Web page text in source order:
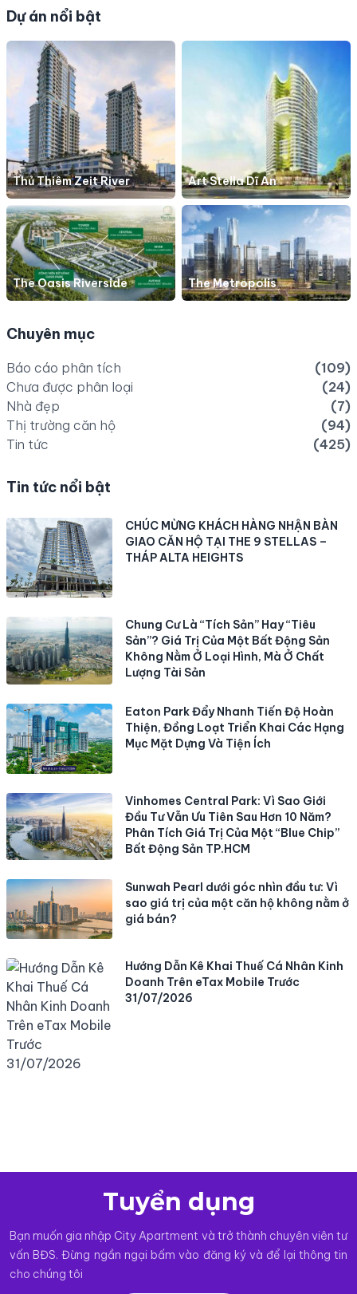
Dự án nổi bật
Thủ Thiêm Zeit River Art Stella Dĩ An
The Oasis Riverside The Metropolis
Chuyên mục
Báo cáo phân tích
(109)
Chưa được phân loại
(24)
Nhà đẹp
(7)
Thị trường căn hộ
(94)
Tin tức
(425)
Tin tức nổi bật
CHÚC MỪNG KHÁCH HÀNG NHẬN BÀN
GIAO CĂN HỘ TẠI THE 9 STELLAS –
THÁP ALTA HEIGHTS
Chung Cư Là “Tích Sản” Hay “Tiêu
Sản”? Giá Trị Của Một Bất Động Sản
Không Nằm Ở Loại Hình, Mà Ở Chất
Lượng Tài Sản
Eaton Park Đẩy Nhanh Tiến Độ Hoàn
Thiện, Đồng Loạt Triển Khai Các Hạng
Mục Mặt Dựng Và Tiện Ích
Vinhomes Central Park: Vì Sao Giới
Đầu Tư Vẫn Ưu Tiên Sau Hơn 10 Năm?
Phân Tích Giá Trị Của Một “Blue Chip”
Bất Động Sản TP.HCM
Sunwah Pearl dưới góc nhìn đầu tư: Vì
sao giá trị của một căn hộ không nằm ở
giá bán?
Hướng Dẫn Kê Khai Thuế Cá Nhân Kinh
Doanh Trên eTax Mobile Trước
31/07/2026
Tuyển dụng
Bạn muốn gia nhập City Apartment và trở thành chuyên viên tư
vấn BĐS. Đừng ngần ngại bấm vào đăng ký và để lại thông tin
cho chúng tôi